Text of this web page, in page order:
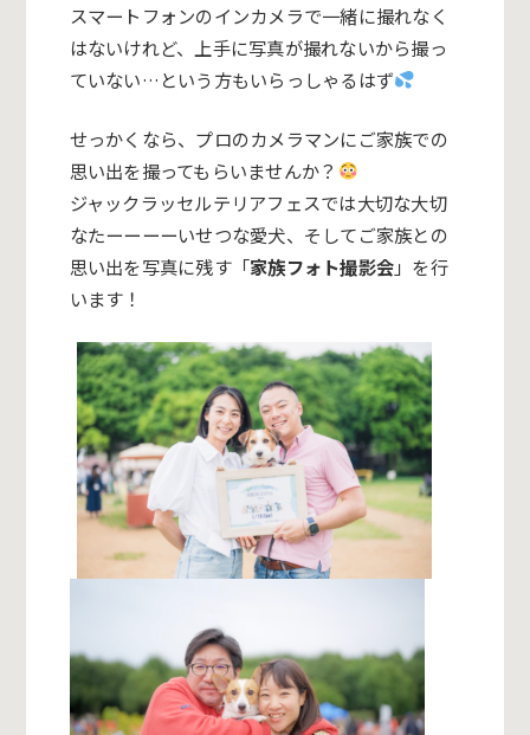
スマートフォンのインカメラで一緒に撮れなく
はないけれど、上手に写真が撮れないから撮っ
ていない…という方もいらっしゃるはず
せっかくなら、プロのカメラマンにご家族での
思い出を撮ってもらいませんか？
ジャックラッセルテリアフェスでは大切な大切
なたーーーーいせつな愛犬、そしてご家族との
思い出を写真に残す「家族フォト撮影会」を行
います！